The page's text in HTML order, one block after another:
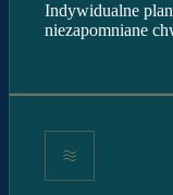
Indywidualne
niezapomniane